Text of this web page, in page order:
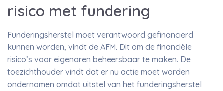
risico met fundering
Funderingsherstel moet verantwoord gefinancierd
kunnen worden, vindt de AFM. Dit om de financiële
risico’s voor eigenaren beheersbaar te maken. De
toezichthouder vindt dat er nu actie moet worden
ondernomen omdat uitstel van het funderingsherstel